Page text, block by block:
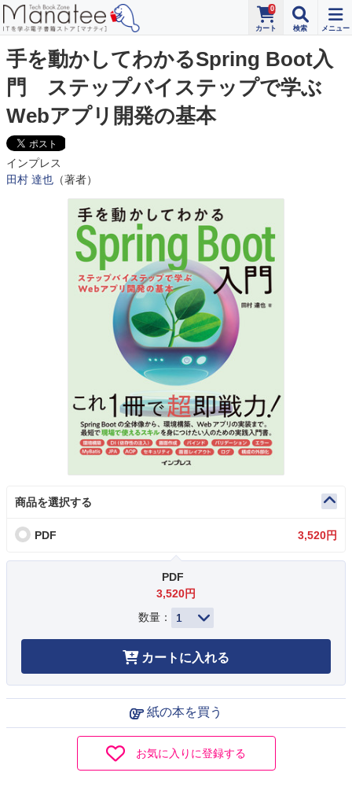
0
手を動かしてわかるSpring Boot入
門 ステップバイステップで学ぶ
Webアプリ開発の基本
インプレス
田村 達也 （著者）
商品を選択する
PDF 3,520円
PDF
3,520円
数量：
カートに入れる
紙の本を買う
お気に入りに登録する